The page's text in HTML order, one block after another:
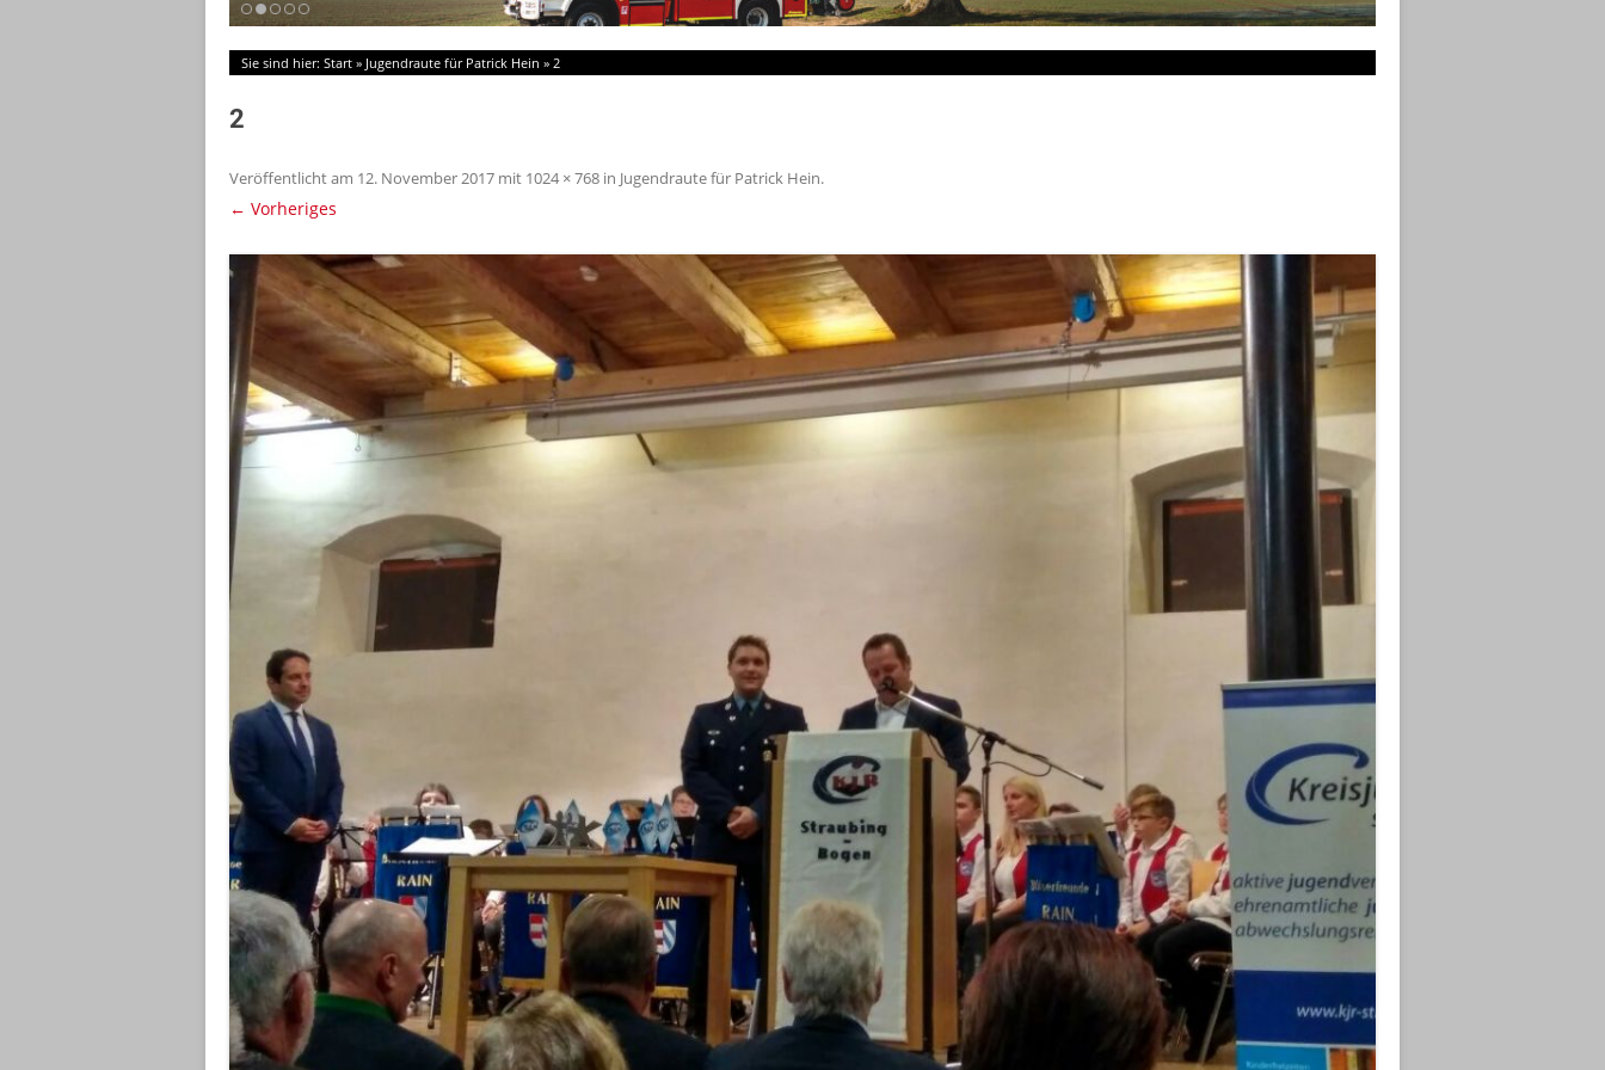
Sie sind hier: Start » Jugendraute für Patrick Hein » 2
2
Veröffentlicht am 12. November 2017 mit 1024 × 768 in Jugendraute für Patrick Hein.
← Vorheriges